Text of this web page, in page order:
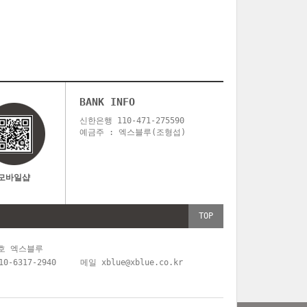
바일샵
BANK INFO
신한은행 110-471-275590
예금주 : 엑스블루(조형섭)
TOP
엑스블루
6317-2940
메일 xblue@xblue.co.kr